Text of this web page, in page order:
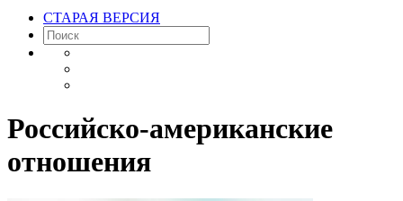
СТАРАЯ ВЕРСИЯ
Российско-американские
отношения